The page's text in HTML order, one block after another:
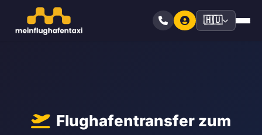
🇭🇺
Flughafentransfer zum